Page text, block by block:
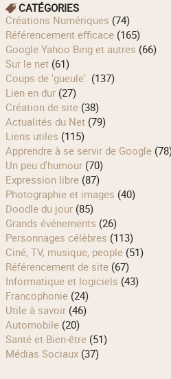
CATÉGORIES
Créations Numériques (74)
Référencement efficace(165)
Google Yahoo Bing et autres (66)
Sur le net(61)
Coups de 'gueule'. (137)
Lien en dur(27)
Création de site(38)
Actualités du Net(79)
Liens utiles (115)
Apprendre à se servir de Google
Un peu d'humour(70)
Expression libre(87)
Photographie et images (40)
Doodle du jour(85)
Grands événements (26)
Personnages célèbres (113)
Ciné, TV, musique, people(51)
Référencement de site(67)
Informatique et logiciels (43)
Francophonie(24)
Utile à savoir(46)
Automobile(20)
Santé et Bien-être(51)
Médias Sociaux(37)